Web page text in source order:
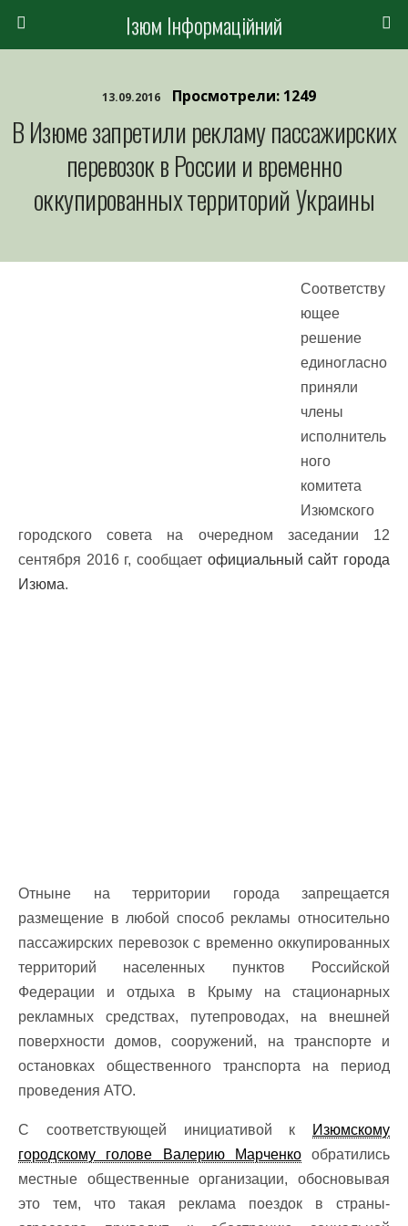
Ізюм Інформаційний
13.09.2016 Просмотрели: 1249
В Изюме запретили рекламу пассажирских
перевозок в России и временно
оккупированных территорий Украины
Соответству
ющее
решение
единогласно
приняли
члены
исполнитель
ного
комитета
Изюмского
городского совета на очередном заседании 12
сентября 2016 г, сообщает официальный сайт города
Изюма.
Отныне на территории города запрещается
размещение в любой способ рекламы относительно
пассажирских перевозок с временно оккупированных
территорий населенных пунктов Российской
Федерации и отдыха в Крыму на стационарных
рекламных средствах, путепроводах, на внешней
поверхности домов, сооружений, на транспорте и
остановках общественного транспорта на период
проведения АТО.
С соответствующей инициативой к
Изюмскому
городскому голове Валерию Марченкообратились
местные общественные организации, обосновывая
это тем, что такая реклама поездок в страны-